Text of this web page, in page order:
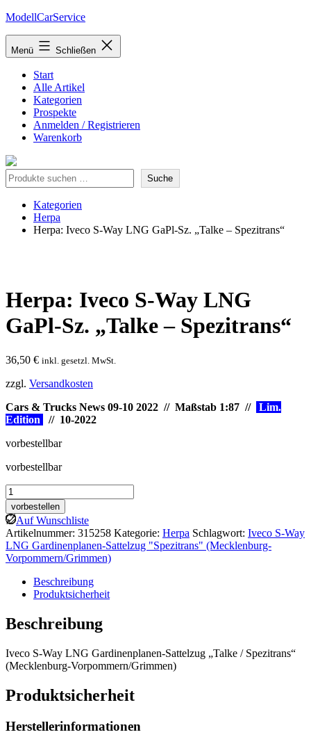
Zum
springen
ModellCarService
Menü Schließen
Start
Alle Artikel
Kategorien
Prospekte
Anmelden / Registrieren
Warenkorb
Suche Suche
Kategorien
Herpa
Herpa: Iveco S-Way LNG GaPl-Sz. „Talke – Spezitrans“
Herpa: Iveco S-Way LNG
GaPl-Sz. „Talke – Spezitrans“
36,50 € inkl. gesetzl. MwSt.
zzgl. Versandkosten
Cars & Trucks News 09-10 2022 // Maßstab 1:87 //
Lim.
Edition
// 10-2022
vorbestellbar
vorbestellbar
Herpa:
Iveco
S-
Way
LNG
GaPl-
Sz.
"Talke
Spezitrans"
vorbestellen
Auf Wunschliste
Artikelnummer: 315258 Kategorie: Herpa Schlagwort: Iveco S-Way
LNG Gardinenplanen-Sattelzug "Spezitrans" (Mecklenburg-
Vorpommern/Grimmen)
Beschreibung
Produktsicherheit
Beschreibung
Iveco S-Way LNG Gardinenplanen-Sattelzug „Talke / Spezitrans“
(Mecklenburg-Vorpommern/Grimmen)
Produktsicherheit
Herstellerinformationen